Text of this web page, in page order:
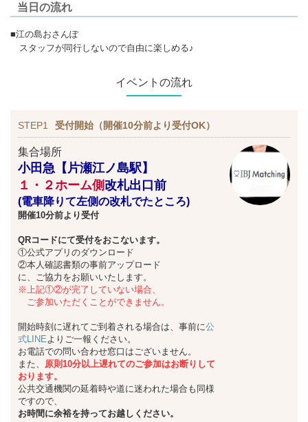
当日の流れ
■江の島おさんぽ
スタッフが同行しないので自由に楽しめる♪
イベントの流れ
STEP1 受付開始（開催10分前より受付OK）
集合場所
小田急【片瀬江ノ島駅】
１・２ホーム側改札出口前
(電車降りて左側の改札でたところ)
開催10分前より受付
QRコードにて受付をおこないます。
①公式アプリのダウンロード
②本人確認書類の事前アップロード
に、ご協力をお願いいたします。
※上記①②が完了していない場合、
ご参加いただくことができません。
開始時刻に遅れてご到着される場合は、事前に公
式LINE よりご一報ください。
お電話での問い合わせ窓口はございません。
また、 原則10分以上遅れてのご参加はお断りして
おります。
公共交通機関の延着時や道に迷われた場合も同様
ですので、
お時間に余裕を持ってお越しください。